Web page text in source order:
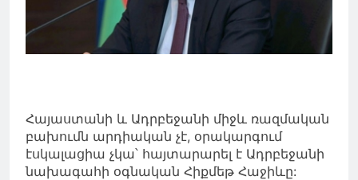
Հայաստանի և Ադրբեջանի միջև ռազմական
բախումն արդիական չէ, օրակարգում
էսկալացիա չկա՝ հայտարարել է Ադրբեջանի
նախագահի օգնական Հիքմեթ Հաջիևը: